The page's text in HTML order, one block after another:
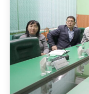
жолындағы
Көркем фильм
рухын
мен